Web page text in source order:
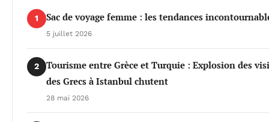
1 Sac de voyage femme : les tendances
5 juillet 2026
2
Tourisme entre Grèce et Turquie : Explosion des
des Grecs à Istanbul chutent
28 mai 2026